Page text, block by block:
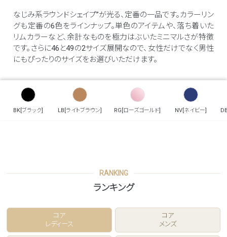
なじみ系ラウンドシェイプ”が光る、定番の一品です。カラーリン
グも定番の6色をラインナップ。単色のアイテムや、落ち着いた
リムカラーなど、余計なものを極力はぶいたミニマルさが特徴
です。さらに46と49の2サイズ展開なので、女性だけでなく男性
にもぴったりのサイズをお選びいただけます。
BK[ブラック] LB[ライトブラウン] RG[ローズゴールド] NV[ネイビー]
RANKING
ランキング
コア
レディース
コア
メンズ